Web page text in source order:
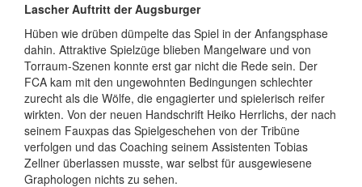
Lascher Auftritt der Augsburger
Hüben wie drüben dümpelte das Spiel in der Anfangsphase
dahin. Attraktive Spielzüge blieben Mangelware und von
Torraum-Szenen konnte erst gar nicht die Rede sein. Der
FCA kam mit den ungewohnten Bedingungen schlechter
zurecht als die Wölfe, die engagierter und spielerisch reifer
wirkten. Von der neuen Handschrift Heiko Herrlichs, der nach
seinem Fauxpas das Spielgeschehen von der Tribüne
verfolgen und das Coaching seinem Assistenten Tobias
Zellner überlassen musste, war selbst für ausgewiesene
Graphologen nichts zu sehen.